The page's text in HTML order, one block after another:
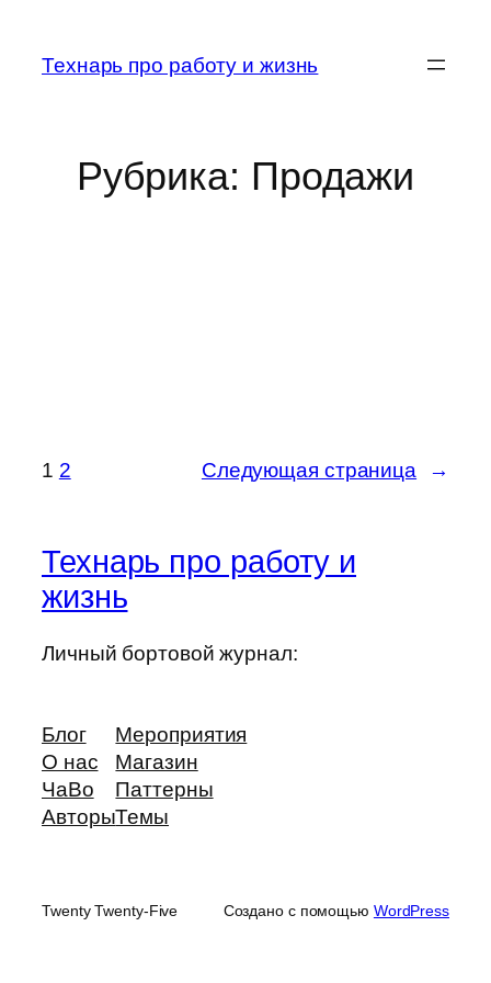
содержимому
Технарь про работу и жизнь
Рубрика: Продажи
1 2 Следующая страница →
Технарь про работу и
жизнь
Личный бортовой журнал:
Блог
О нас
ЧаВо
Авторы
Мероприятия
Магазин
Паттерны
Темы
Twenty Twenty-Five Создано с помощью WordPress